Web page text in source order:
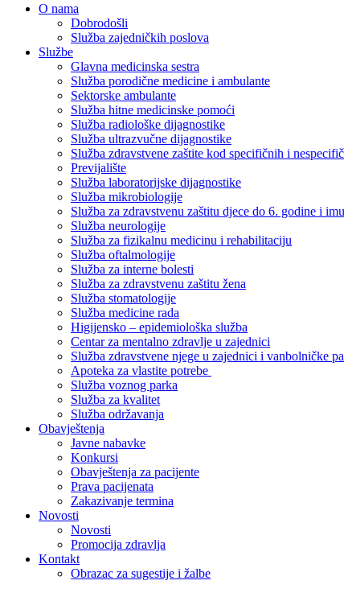
O nama
Dobrodošli
Služba zajedničkih poslova
Službe
Glavna medicinska sestra
Služba porodične medicine i ambulante
Sektorske ambulante
Služba hitne medicinske pomoći
Služba radiološke dijagnostike
Služba ultrazvučne dijagnostike
Služba zdravstvene zaštite kod specifičnih i
Previjalište
Služba laboratorijske dijagnostike
Služba mikrobiologije
Služba za zdravstvenu zaštitu djece do 6. godine i
Služba neurologije
Služba za fizikalnu medicinu i rehabilitaciju
Služba oftalmologije
Služba za interne bolesti
Služba za zdravstvenu zaštitu žena
Služba stomatologije
Služba medicine rada
Higijensko – epidemiološka služba
Centar za mentalno zdravlje u zajednici
Služba zdravstvene njege u zajednici i vanbolničke
Apoteka za vlastite potrebe
Služba voznog parka
Služba za kvalitet
Služba održavanja
Obavještenja
Javne nabavke
Konkursi
Obavještenja za pacijente
Prava pacijenata
Zakazivanje termina
Novosti
Novosti
Promocija zdravlja
Kontakt
Obrazac za sugestije i žalbe